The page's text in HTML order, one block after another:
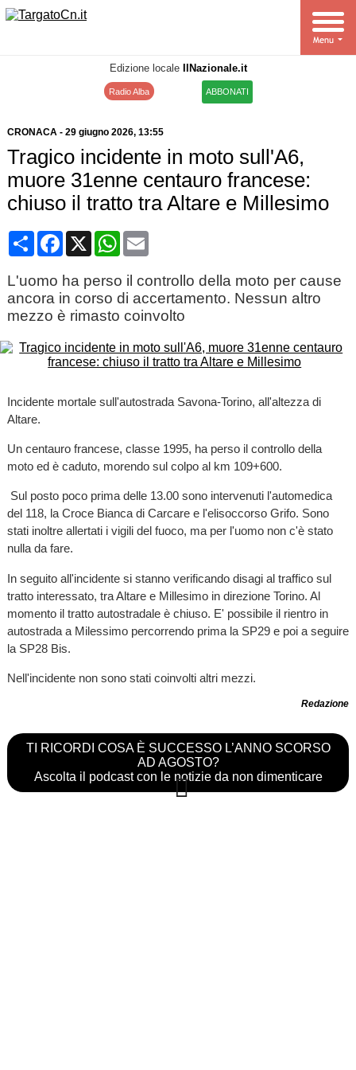
Edizione locale IlNazionale.it
Radio Alba ABBONATI
CRONACA- 29 giugno 2026, 13:55
Tragico incidente in moto sull'A6,
muore 31enne centauro francese:
chiuso il tratto tra Altare e Millesimo
CondividiFacebook
X WhatsApp
Email
L'uomo ha perso il controllo della moto per cause
ancora in corso di accertamento. Nessun altro
mezzo è rimasto coinvolto
Incidente mortale sull'autostrada Savona-Torino, all'altezza di
Altare.
Un centauro francese, classe 1995, ha perso il controllo della
moto ed è caduto, morendo sul colpo al km 109+600.
Sul posto poco prima delle 13.00 sono intervenuti l'automedica
del 118, la Croce Bianca di Carcare e l'elisoccorso Grifo. Sono
stati inoltre allertati i vigili del fuoco, ma per l'uomo non c'è stato
nulla da fare.
In seguito all'incidente si stanno verificando disagi al traffico sul
tratto interessato, tra Altare e Millesimo in direzione Torino. Al
momento il tratto autostradale è chiuso. E' possibile il rientro in
autostrada a Milessimo percorrendo prima la SP29 e poi a seguire
la SP28 Bis.
Nell'incidente non sono stati coinvolti altri mezzi.
Redazione
TI RICORDI COSA È SUCCESSO L’ANNO SCORSO
AD AGOSTO?
Ascolta il podcast con le notizie da non dimenticare